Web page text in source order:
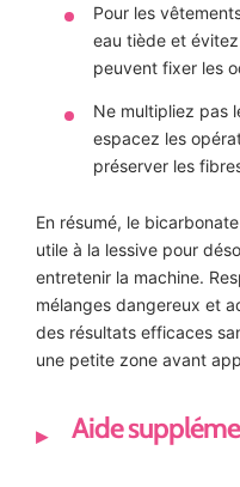
Pour les
eau tiède et
peuvent fixer les
Ne multipliez pas
espacez les
préserver les
En résumé, le
utile à la lessive pour
entretenir la machine.
mélanges dangereux et
des résultats efficaces
une petite zone avant
Aide